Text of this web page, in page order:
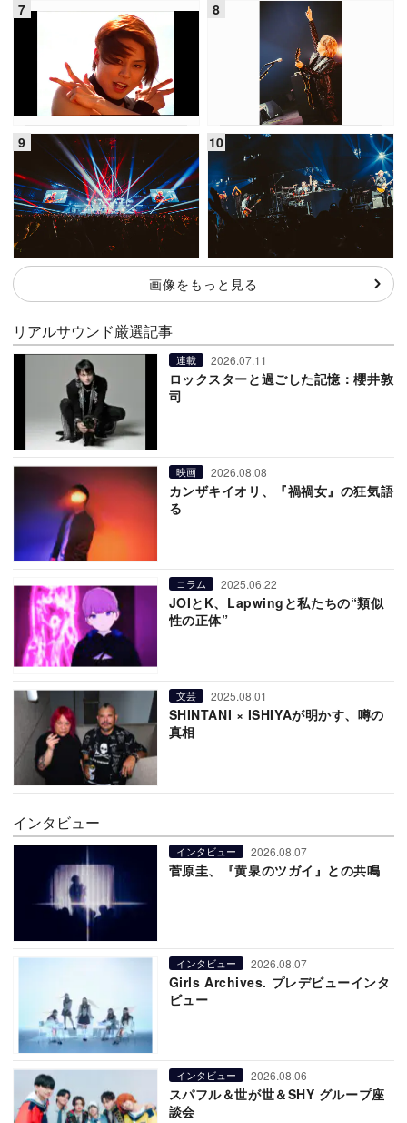
画像をもっと見る
リアルサウンド厳選記事
連載 2026.07.11
ロックスターと過ごした記憶：櫻井敦
司
映画 2026.08.08
カンザキイオリ、『禍禍女』の狂気語
る
コラム 2025.06.22
JOIとK、Lapwingと私たちの“類似
性の正体”
文芸 2025.08.01
SHINTANI × ISHIYAが明かす、噂の
真相
インタビュー
インタビュー 2026.08.07
菅原圭、『黄泉のツガイ』との共鳴
インタビュー 2026.08.07
Girls Archives. プレデビューインタ
ビュー
インタビュー 2026.08.06
スパフル＆世が世＆SHY グループ座
談会